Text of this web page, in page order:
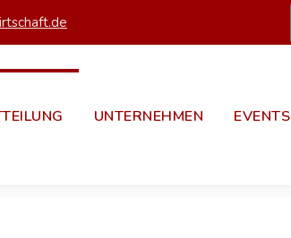
UNTERNEHMEN EVENTS